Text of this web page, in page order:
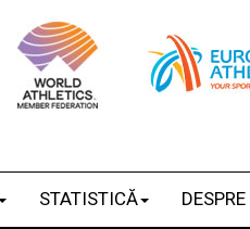
STATISTICĂ